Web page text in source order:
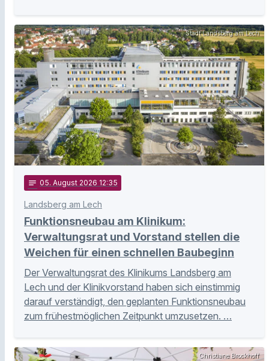
Stadt Landsberg am Lech
notes 05. August 2026 12:35
Landsberg am Lech
Funktionsneubau am Klinikum:
Verwaltungsrat und Vorstand stellen die
Weichen für einen schnellen Baubeginn
Der Verwaltungsrat des Klinikums Landsberg am
Lech und der Klinikvorstand haben sich einstimmig
darauf verständigt, den geplanten Funktionsneubau
zum frühestmöglichen Zeitpunkt umzusetzen. …
Christiane Brockhoff